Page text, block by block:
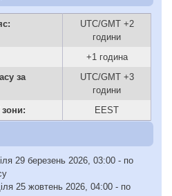
UTC/GMT +2
години
+1 година
за
UTC/GMT +3
години
EEST
29 березень 2026, 03:00 - по
25 жовтень 2026, 04:00 - по